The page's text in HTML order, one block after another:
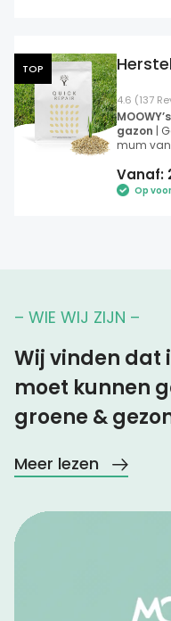
TOP
4.6 (137
gazon |
mum van
Vanaf:
Op
– WIE WIJ ZIJN –
Wij vinden dat
moet kunnen
groene &
Meer lezen